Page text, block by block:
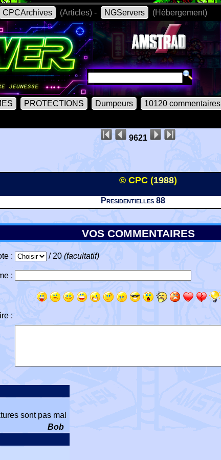
CPCArchives (Articles) - NGServers (Hébergement)
PROTECTIONS Dumpeurs 10120 commentaires
9621
© CPC (1988)
Presidentielles 88
VOS COMMENTAIRES
: / 20 (facultatif)
:
:
sont pas mal
Bob